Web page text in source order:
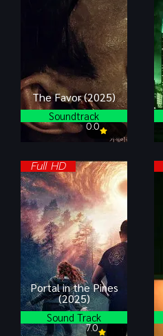
The Favor (2025)
0.0
Soundtrack
Full HD
Portal in the Pines
(2025)
7.0
Sound Track